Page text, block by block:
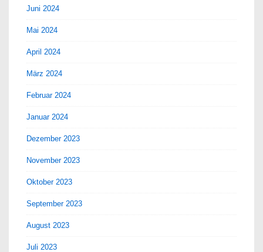
Juni 2024
Mai 2024
April 2024
März 2024
Februar 2024
Januar 2024
Dezember 2023
November 2023
Oktober 2023
September 2023
August 2023
Juli 2023